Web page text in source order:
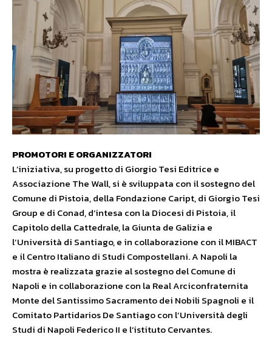
PROMOTORI E ORGANIZZATORI
L’iniziativa, su progetto di Giorgio Tesi Editrice e
Associazione The Wall, si è sviluppata con il sostegno del
Comune di Pistoia, della Fondazione Caript, di Giorgio Tesi
Group e di Conad, d’intesa con la Diocesi di Pistoia, il
Capitolo della Cattedrale, la Giunta de Galizia e
l’Università di Santiago, e in collaborazione con il MIBACT
e il Centro Italiano di Studi Compostellani. A Napoli la
mostra è realizzata grazie al sostegno del Comune di
Napoli e in collaborazione con la Real Arciconfraternita
Monte del Santissimo Sacramento dei Nobili Spagnoli e il
Comitato Partidarios De Santiago con l’Università degli
Studi di Napoli Federico II e l’istituto Cervantes.